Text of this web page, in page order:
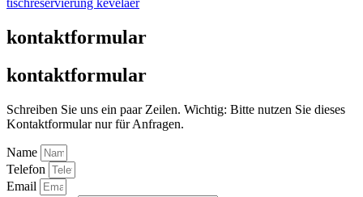
tischreservierung kevelaer
kontaktformular
kontaktformular
Schreiben Sie uns ein paar Zeilen. Wichtig: Bitte nutzen Sie dieses
Kontaktformular nur für Anfragen.
Name
Telefon
Email